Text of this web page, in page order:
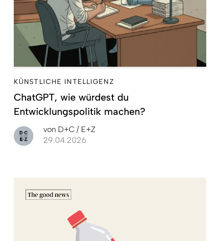
KÜNSTLICHE INTELLIGENZ
ChatGPT, wie würdest du
Entwicklungspolitik machen?
von D+C / E+Z
29.04.2026